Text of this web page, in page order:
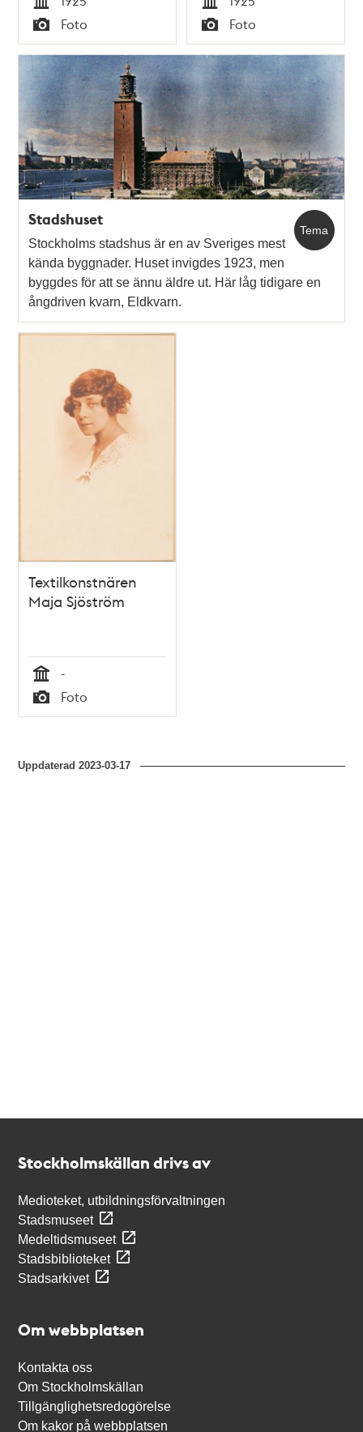
Tid
Typ
Foto Tid
Typ
Foto
Tema
Stadshuset
Stockholms stadshus är en av Sveriges mest
kända byggnader. Huset invigdes 1923, men
byggdes för att se ännu äldre ut. Här låg tidigare en
ångdriven kvarn, Eldkvarn.
Textilkonstnären
Maja Sjöström
Tid
-
Typ
Foto
Uppdaterad2023-03-17
Stockholmskällan drivs av
Medioteket, utbildningsförvaltningen
Stadsmuseet
Medeltidsmuseet
Stadsbiblioteket
Stadsarkivet
Om webbplatsen
Kontakta oss
Om Stockholmskällan
Tillgänglighetsredogörelse
Om kakor på webbplatsen